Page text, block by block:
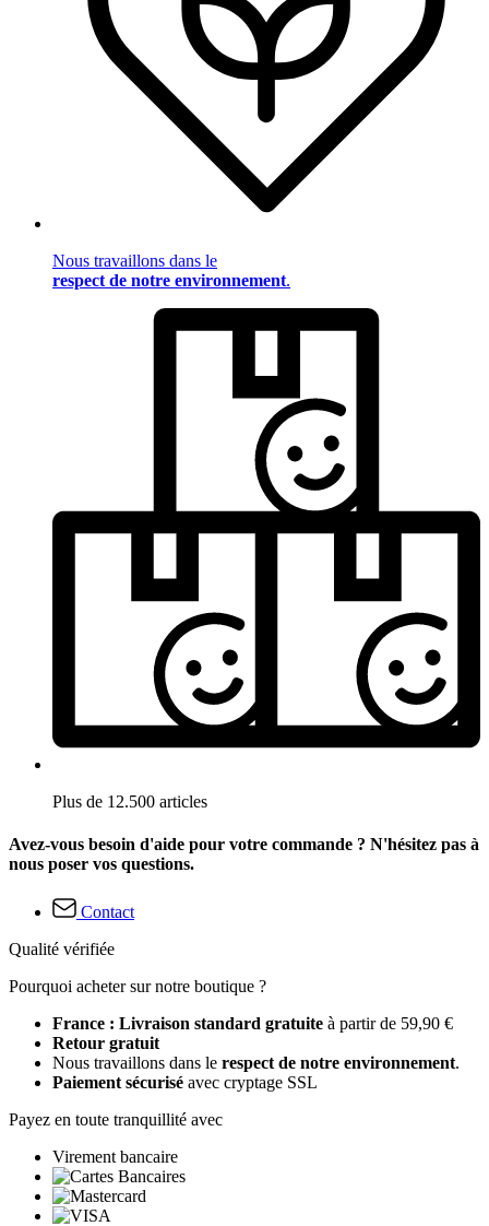
Nous travaillons dans le
respect de notre environnement.
Plus de 12.500 articles
Avez-vous besoin d'aide pour votre commande ? N'hésitez pas à
nous poser vos questions.
Contact
Qualité vérifiée
Pourquoi acheter sur notre boutique ?
France : Livraison standard gratuite à partir de 59,90 €
Retour gratuit
Nous travaillons dans le respect de notre environnement.
Paiement sécurisé avec cryptage SSL
Payez en toute tranquillité avec
Virement bancaire